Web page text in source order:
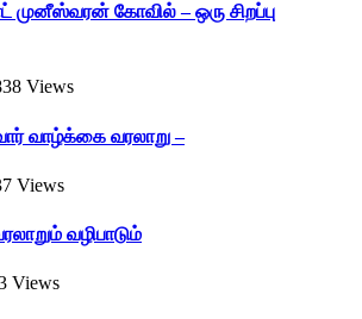
முனீஸ்வரன் கோவில் – ஒரு சிறப்பு
Views
வாழ்க்கை வரலாறு –
Views
வழிபாடும்
Views